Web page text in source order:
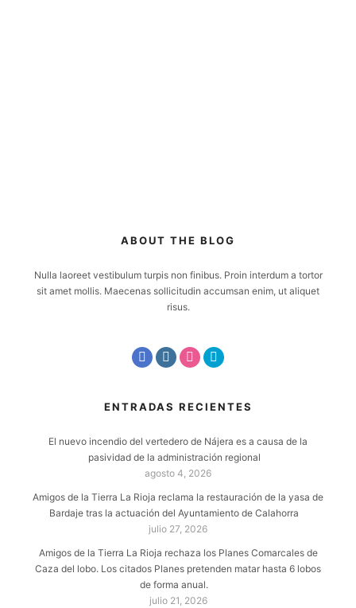
ABOUT THE BLOG
Nulla laoreet vestibulum turpis non finibus. Proin interdum a tortor
sit amet mollis. Maecenas sollicitudin accumsan enim, ut aliquet
risus.
ENTRADAS RECIENTES
El nuevo incendio del vertedero de Nájera es a causa de la
pasividad de la administración regional
agosto 4, 2026
Amigos de la Tierra La Rioja reclama la restauración de la yasa de
Bardaje tras la actuación del Ayuntamiento de Calahorra
julio 27, 2026
Amigos de la Tierra La Rioja rechaza los Planes Comarcales de
Caza del lobo. Los citados Planes pretenden matar hasta 6 lobos
de forma anual.
julio 21, 2026